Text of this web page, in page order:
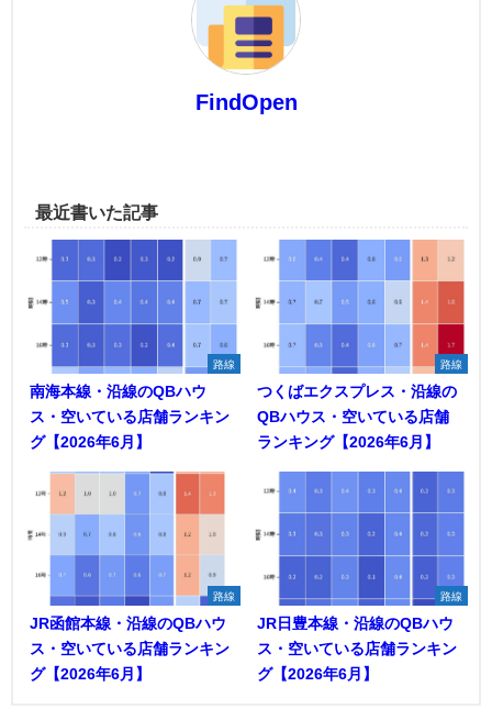
FindOpen
最近書いた記事
路線
南海本線・沿線のQBハウ
ス・空いている店舗ランキン
グ【2026年6月】
路線
つくばエクスプレス・沿線の
QBハウス・空いている店舗
ランキング【2026年6月】
路線
JR函館本線・沿線のQBハウ
ス・空いている店舗ランキン
グ【2026年6月】
路線
JR日豊本線・沿線のQBハウ
ス・空いている店舗ランキン
グ【2026年6月】